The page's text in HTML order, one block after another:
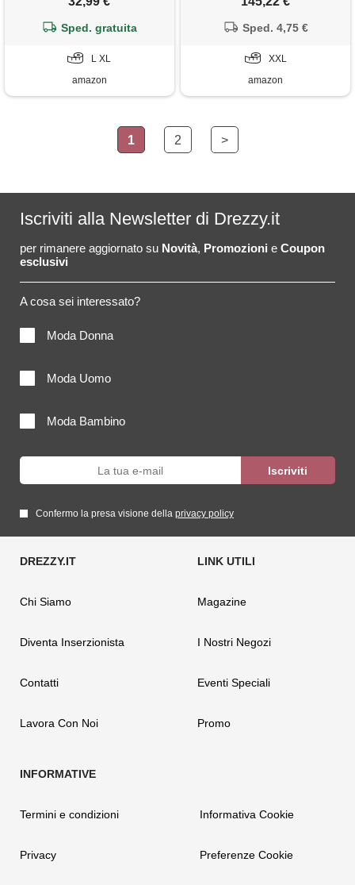
ispessita lavoro caldo, grigio
chiaro 8750, xl
Sped. gratuita
L XL
amazon
cerniera, cappotto allentato
maglione lavorato a maglia di
Sped. 4,75 €
XXL
amazon
1 2 >
Iscriviti alla Newsletter di Drezzy.it
per rimanere aggiornato su Novità, Promozioni e Coupon
esclusivi
A cosa sei interessato?
Moda Donna
Moda Uomo
Moda Bambino
Confermo la presa visione della privacy policy
Chi Siamo
Diventa Inserzionista
Contatti
Lavora Con Noi
Magazine
I Nostri Negozi
Eventi Speciali
Promo
Termini e condizioni
Privacy
Informativa Cookie
Preferenze Cookie